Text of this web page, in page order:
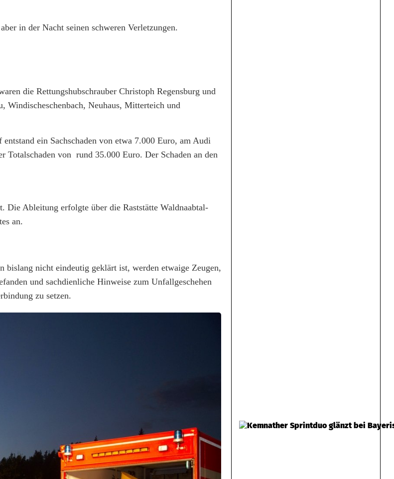
in der Nacht seinen schweren Verletzungen.
die Rettungshubschrauber Christoph Regensburg und
Windischeschenbach, Neuhaus, Mitterteich und
ein Sachschaden von etwa 7.000 Euro, am Audi
von rund 35.000 Euro. Der Schaden an den
Die Ableitung erfolgte über die Raststätte Waldnaabtal-
an.
bislang nicht eindeutig geklärt ist, werden etwaige Zeugen,
und sachdienliche Hinweise zum Unfallgeschehen
zu setzen.